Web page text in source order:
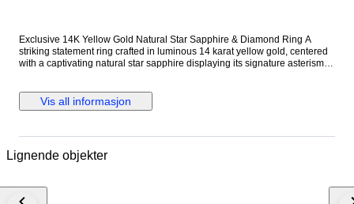
Exclusive 14K Yellow Gold Natural Star Sapphire & Diamond Ring A
striking statement ring crafted in luminous 14 karat yellow gold, centered
with a captivating natural star sapphire displaying its signature asterism
adding refined contrast and light. A bold yet elegant piece with impressive
weight and presence on the hand. Metal: 14K Yellow Gold Stones:
stones - Star Sapphire: 9.5 mm x 7.5 mm, Approx. 4.5 carats Weight: 14
DHL Express Worldwide, Estimated 2-3 Business Day Transit Time.
Vis all informasjon
Lignende objekter